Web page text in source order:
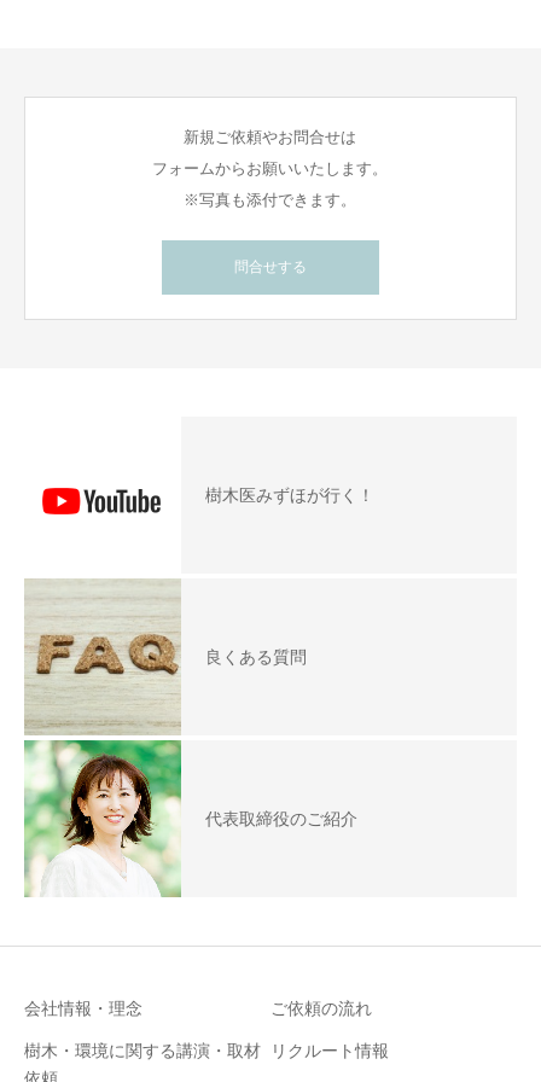
新規ご依頼やお問合せは
フォームからお願いいたします。
※写真も添付できます。
問合せする
樹木医みずほが行く！
良くある質問
代表取締役のご紹介
会社情報・理念 ご依頼の流れ
樹木・環境に関する講演・取材
リクルート情報